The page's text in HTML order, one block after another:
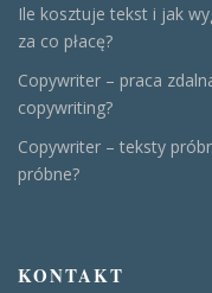
Ile kosztuje tekst i jak
za co płacę?
Copywriter – praca
copywriting?
Copywriter – teksty
próbne?
KONTAKT